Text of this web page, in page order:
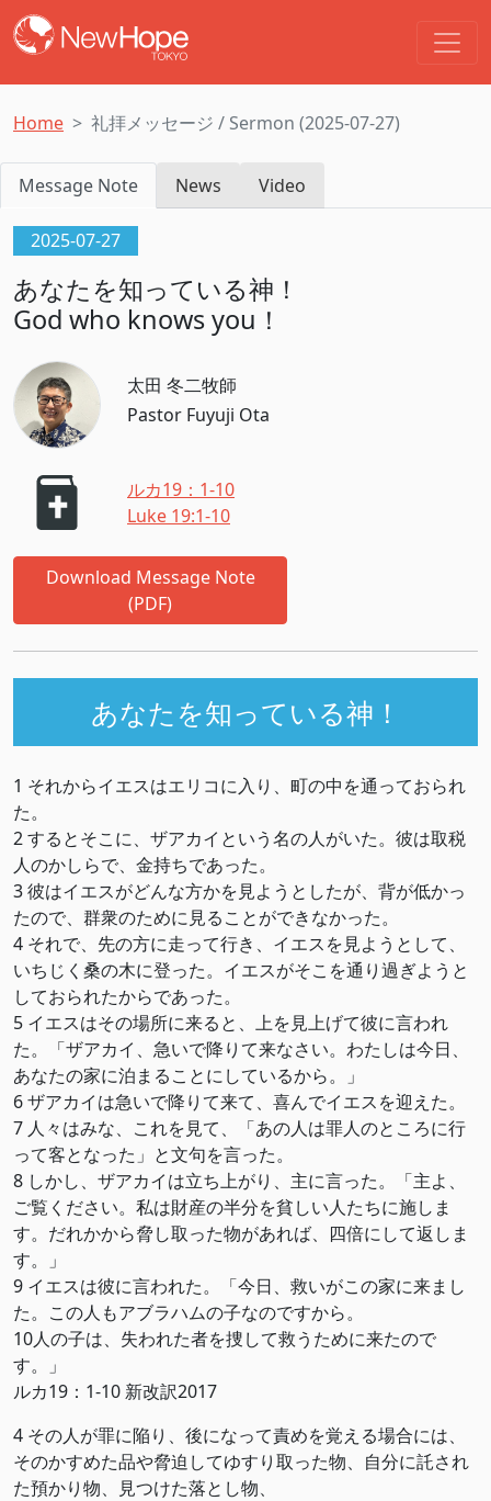
Home 礼拝メッセージ / Sermon (2025-07-27)
Message Note News Video
2025-07-27
あなたを知っている神！
God who knows you！
太田 冬二牧師
Pastor Fuyuji Ota
ルカ19：1-10
Luke 19:1-10
Download Message Note
(PDF)
あなたを知っている神！
1 それからイエスはエリコに入り、町の中を通っておられ
た。
2 するとそこに、ザアカイという名の人がいた。彼は取税
人のかしらで、金持ちであった。
3 彼はイエスがどんな方かを見ようとしたが、背が低かっ
たので、群衆のために見ることができなかった。
4 それで、先の方に走って行き、イエスを見ようとして、
いちじく桑の木に登った。イエスがそこを通り過ぎようと
しておられたからであった。
5 イエスはその場所に来ると、上を見上げて彼に言われ
た。「ザアカイ、急いで降りて来なさい。わたしは今日、
あなたの家に泊まることにしているから。」
6 ザアカイは急いで降りて来て、喜んでイエスを迎えた。
7 人々はみな、これを見て、「あの人は罪人のところに行
って客となった」と文句を言った。
8 しかし、ザアカイは立ち上がり、主に言った。「主よ、
ご覧ください。私は財産の半分を貧しい人たちに施しま
す。だれかから脅し取った物があれば、四倍にして返しま
す。」
9 イエスは彼に言われた。「今日、救いがこの家に来まし
た。この人もアブラハムの子なのですから。
10人の子は、失われた者を捜して救うために来たので
す。」
ルカ19：1-10 新改訳2017
4 その人が罪に陥り、後になって責めを覚える場合には、
そのかすめた品や脅迫してゆすり取った物、自分に託され
た預かり物、見つけた落とし物、